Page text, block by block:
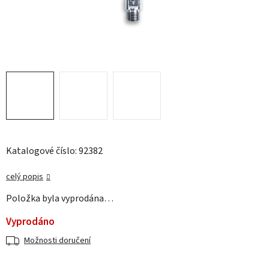
Katalogové číslo: 92382
celý popis
Položka byla vyprodána…
Vyprodáno
Možnosti doručení